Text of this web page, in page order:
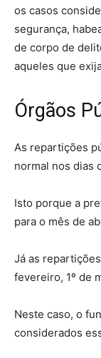
os casos
segurança,
de corpo de
aqueles que
Órgãos
As repartições
normal nos dias
Isto porque a
para o mês de
Já as
fevereiro, 1º de
Neste caso, o
considerados